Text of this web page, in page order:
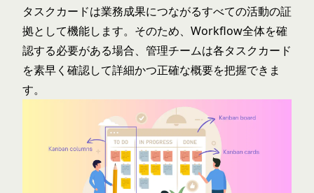
タスクカードは業務成果につながるすべての活動の証
拠として機能します。そのため、Workflow全体を確
認する必要がある場合、管理チームは各タスクカード
を素早く確認して詳細かつ正確な概要を把握できま
す。